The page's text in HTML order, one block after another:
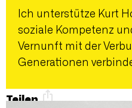
Ich unterstütze Kurt
soziale Kompetenz
Vernunft mit der
Generationen
Teilen